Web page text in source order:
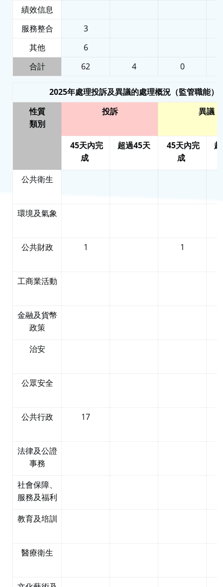
績效信息
服務整合
3
其他
6
合計
62 4 0
2025年處理投訴及異議的處理概況（監管職能）
性質
類別
投訴 異議
45天內完
成
超過45天
45天內完
成
公共衛生
環境及氣象
公共財政 1 1
工商業活動
金融及貨幣
政策
治安
公眾安全
公共行政 17
法律及公證
事務
社會保障、
服務及福利
教育及培訓
醫療衛生